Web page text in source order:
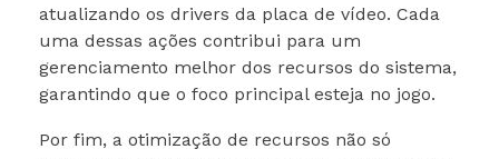
atualizando os drivers da placa de vídeo. Cada
uma dessas ações contribui para um
gerenciamento melhor dos recursos do sistema,
garantindo que o foco principal esteja no jogo.
Por fim, a otimização de recursos não só